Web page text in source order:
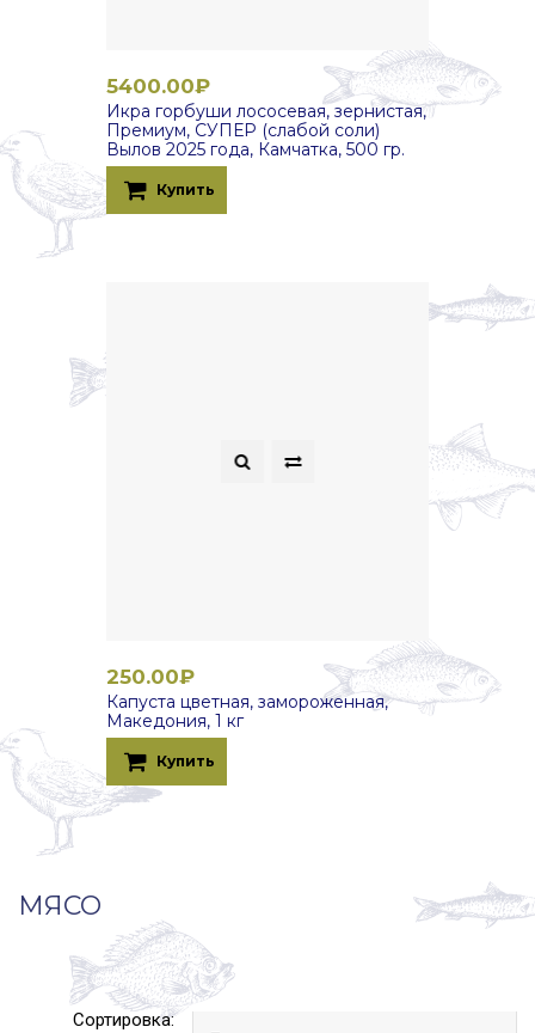
5400.00₽
Икра горбуши лососевая, зернистая,
Премиум, СУПЕР (слабой соли)
Вылов 2025 года, Камчатка, 500 гр.
Купить
250.00₽
Капуста цветная, замороженная,
Македония, 1 кг
Купить
МЯСО
Сортировка: